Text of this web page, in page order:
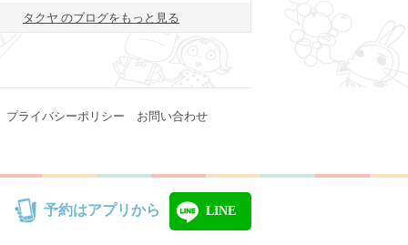
タクヤ のブログをもっと見る
プライバシーポリシー お問い合わせ
予約はアプリから LINE